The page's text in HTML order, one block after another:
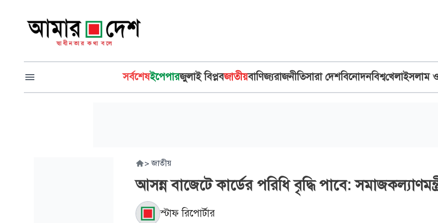
সর্বশেষইপেপারজুলাই বিপ্লবজাতীয়বাণিজ্যরাজনীতিসারা দেশবিনোদনবিশ্বখেলাইসলাম
> জাতীয়
আসন্ন বাজেটে কার্ডের পরিধি বৃদ্ধি পাবে:
স্টাফ রিপোর্টার